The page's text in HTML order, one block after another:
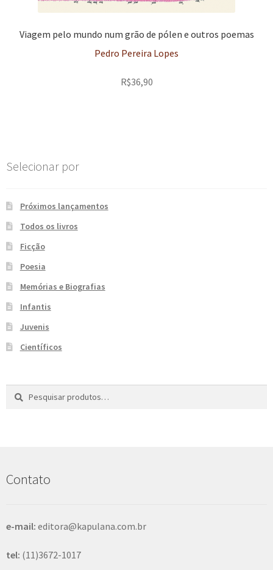
Viagem pelo mundo num grão de pólen e outros poemas
Pedro Pereira Lopes
R$36,90
Selecionar por
Próximos lançamentos
Todos os livros
Ficção
Poesia
Memórias e Biografias
Infantis
Juvenis
Científicos
Pesquisar
a
Contato
e-mail: editora@kapulana.com.br
tel: (11)3672-1017